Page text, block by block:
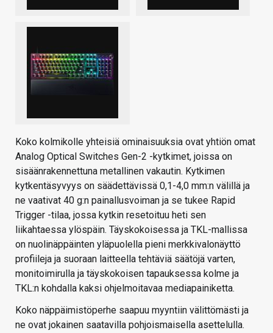
Koko kolmikolle yhteisiä ominaisuuksia ovat yhtiön omat
Analog Optical Switches Gen-2 -kytkimet, joissa on
sisäänrakennettuna metallinen vakautin. Kytkimen
kytkentäsyvyys on säädettävissä 0,1-4,0 mm:n välillä ja
ne vaativat 40 g:n painallusvoiman ja se tukee Rapid
Trigger -tilaa, jossa kytkin resetoituu heti sen
liikahtaessa ylöspäin. Täyskokoisessa ja TKL-mallissa
on nuolinäppäinten yläpuolella pieni merkkivalonäyttö
profiileja ja suoraan laitteella tehtäviä säätöjä varten,
monitoimirulla ja täyskokoisen tapauksessa kolme ja
TKL:n kohdalla kaksi ohjelmoitavaa mediapainiketta.
Koko näppäimistöperhe saapuu myyntiin välittömästi ja
ne ovat jokainen saatavilla pohjoismaisella asettelulla.